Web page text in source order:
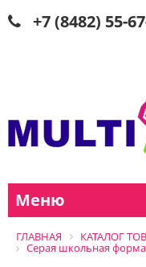
+7 (8482) 55-
Меню
ГЛАВНАЯ КАТАЛОГ
Серая школьная форма